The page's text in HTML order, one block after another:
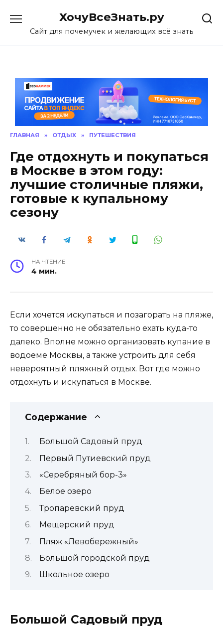
content
ХочуВсеЗнать.ру
Сайт для почемучек и желающих всё знать
ГЛАВНАЯ » ОТДЫХ » ПУТЕШЕСТВИЯ
Где отдохнуть и покупаться
в Москве в этом году:
лучшие столичные пляжи,
готовые к купальному
сезону
НА ЧТЕНИЕ
4 мин.
Если хочется искупаться и позагорать на пляже,
то совершенно не обязательно ехать куда-то
далеко. Вполне можно организовать купание в
водоеме Москвы, а также устроить для себя
невероятный пляжный отдых. Вот где можно
отдохнуть и искупаться в Москве.
Содержание
Большой Садовый пруд
Первый Путиевский пруд
«Серебряный бор-3»
Белое озеро
Тропаревский пруд
Мещерский пруд
Пляж «Левобережный»
Большой городской пруд
Школьное озеро
Большой Садовый пруд